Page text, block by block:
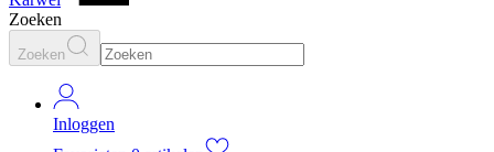
Zoeken
Zoeken
Inloggen